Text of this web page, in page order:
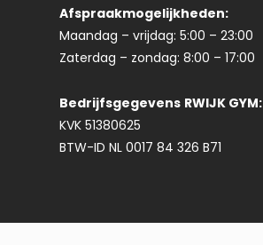
Afspraakmogelijkheden:
Maandag – vrijdag: 5:00 – 23:00
Zaterdag – zondag: 8:00 – 17:00
Bedrijfsgegevens RWIJK GYM:
KVK 51380625
BTW-ID NL 0017 84 326 B71